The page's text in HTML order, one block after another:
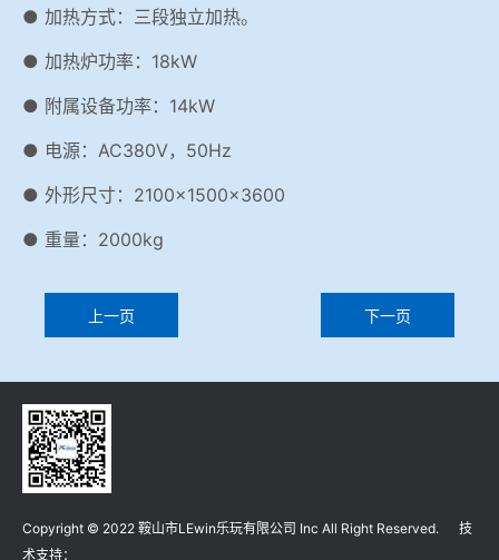
● 加热方式：三段独立加热。
● 加热炉功率：18kW
● 附属设备功率：14kW
● 电源：AC380V，50Hz
● 外形尺寸：2100×1500×3600
● 重量：2000kg
上一页 下一页
Copyright © 2022 鞍山市LEwin乐玩有限公司 Inc All Right Reserved. 技
术支持：